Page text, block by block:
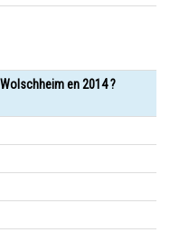
en 2014 ?